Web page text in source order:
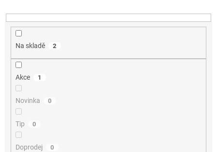
t
ů
Na skladě 2
Akce 1
Novinka 0
Tip 0
Doprodej 0